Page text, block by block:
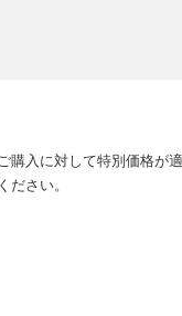
入に対して特別価格が
さい。